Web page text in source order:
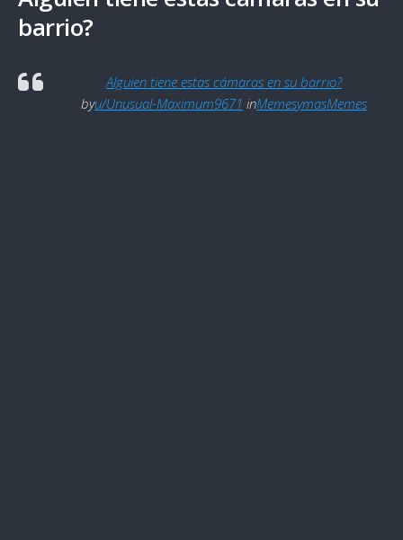
barrio?
Alguien tiene estas cámaras en su barrio?
byu/Unusual-Maximum9671 inMemesymasMemes